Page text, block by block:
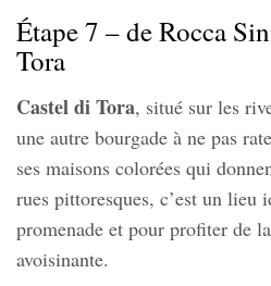
Étape 7 – de Rocca
Tora
Castel di Tora, situé sur les
une autre bourgade à ne pas
ses maisons colorées qui
rues pittoresques, c’est un lieu
promenade et pour profiter de
avoisinante.